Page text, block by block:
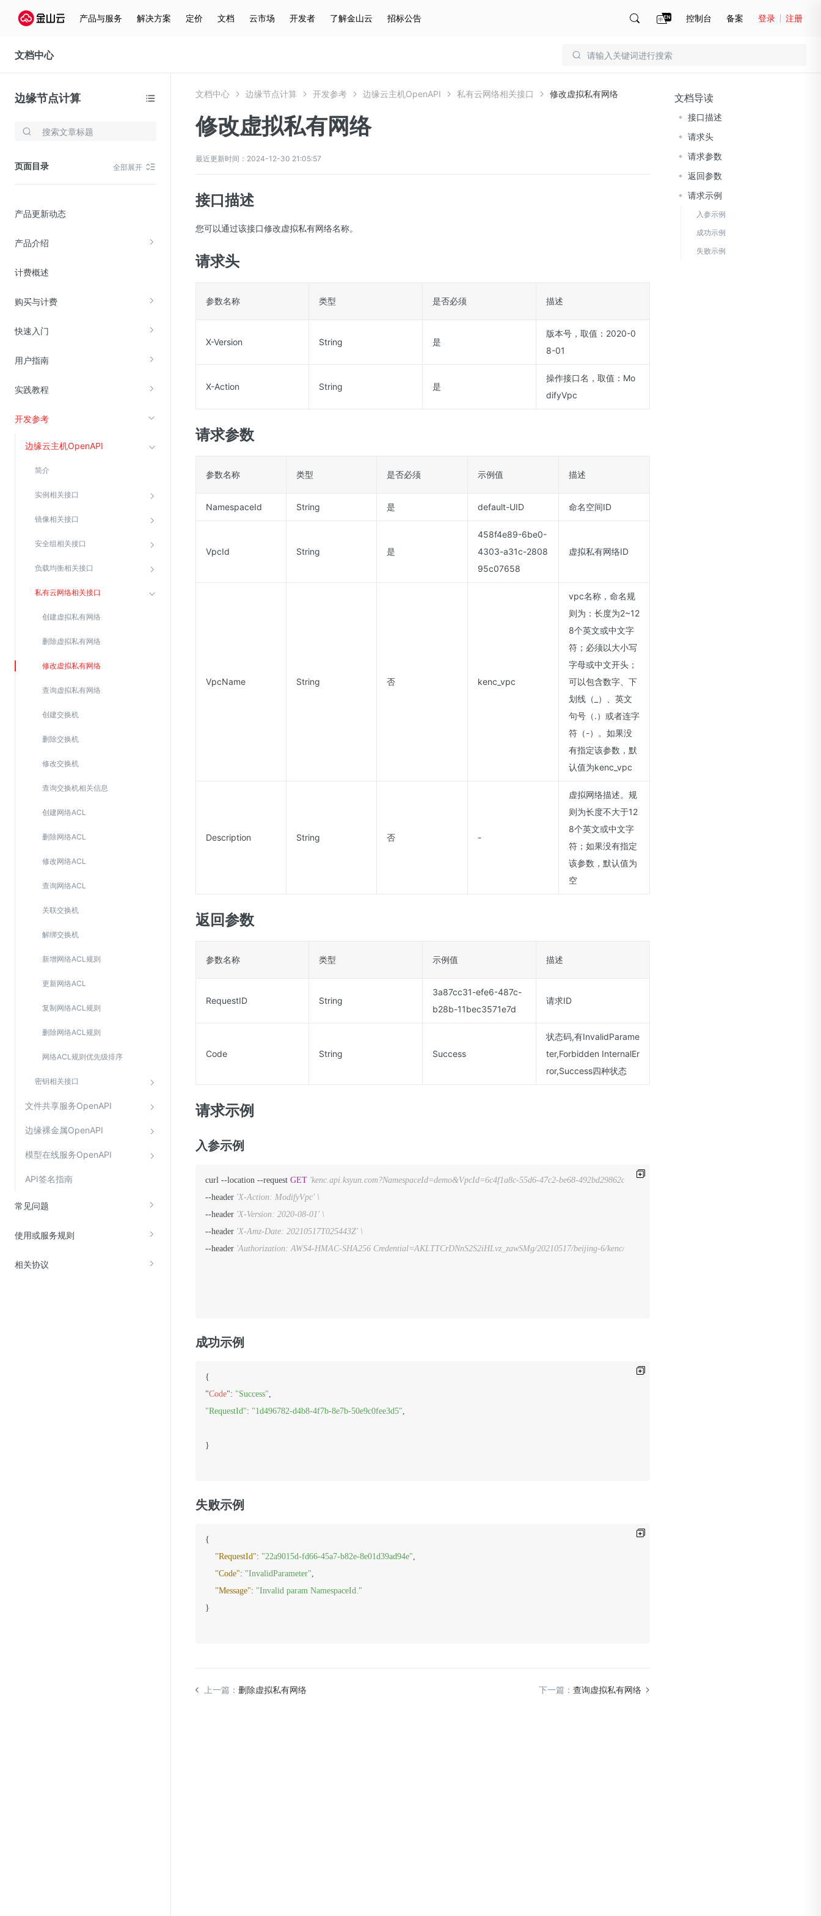
产品与服务 解决方案 定价 文档 云市场 开发者 了解金山云 招标公告 控制台 备案 登录 注册
文档中心
边缘节点计算
页面目录 全部展开
产品更新动态
产品介绍
计费概述
购买与计费
快速入门
用户指南
实践教程
开发参考
边缘云主机OpenAPI
简介
实例相关接口
镜像相关接口
安全组相关接口
负载均衡相关接口
私有云网络相关接口
创建虚拟私有网络
删除虚拟私有网络
修改虚拟私有网络
查询虚拟私有网络
创建交换机
删除交换机
修改交换机
查询交换机相关信息
创建网络ACL
删除网络ACL
修改网络ACL
查询网络ACL
关联交换机
解绑交换机
新增网络ACL规则
更新网络ACL
复制网络ACL规则
删除网络ACL规则
网络ACL规则优先级排序
密钥相关接口
文件共享服务OpenAPI
边缘裸金属OpenAPI
模型在线服务OpenAPI
API签名指南
常见问题
使用或服务规则
相关协议
存储与云分发
云硬盘(EBS)
在线迁移服务
视频云服务
云直播(KLS)
边缘节点计算
金山云云防火墙
大模型应用防火墙
高防IP(KAD)
DDoS原生高防
SSL证书管理
云安全中心
合规性
资质认证
文档中心 边缘节点计算 开发参考 边缘云主机OpenAPI 私有云网络相关接口 修改虚拟私有网络
修改虚拟私有网络
最近更新时间：2024-12-30 21:05:57
接口描述
您可以通过该接口修改虚拟私有网络名称。
请求头
参数名称 类型 是否必须 描述
X-Version String 是
版本号，取值：2020-0
8-01
X-Action String 是
操作接口名，取值：Mo
difyVpc
请求参数
参数名称 类型 是否必须 示例值 描述
NamespaceId String 是 default-UID 命名空间ID
VpcId String 是
458f4e89-6be0-
4303-a31c-2808
95c07658
虚拟私有网络ID
VpcName String 否 kenc_vpc
vpc名称，命名规
则为：长度为2~12
8个英文或中文字
符；必须以大小写
字母或中文开头；
可以包含数字、下
划线（_）、英文
句号（.）或者连字
符（-）。如果没
有指定该参数，默
认值为kenc_vpc
Description String 否 -
虚拟网络描述。规
则为长度不大于12
8个英文或中文字
符；如果没有指定
该参数，默认值为
空
返回参数
参数名称 类型 示例值 描述
RequestID String
3a87cc31-efe6-487c-
b28b-11bec3571e7d
请求ID
Code String Success
状态码,有InvalidParame
ter,Forbidden InternalEr
ror,Success四种状态
请求示例
入参示例
curl --location --request GET 'kenc.api.ksyun.com?NamespaceId=demo&VpcId=6c4f1a8c-55d6-47c2-be68-492bd29862c3&VpcName=vpc_modify_name' \
--header 'X-Action: ModifyVpc' \
--header 'X-Version: 2020-08-01' \
--header 'X-Amz-Date: 20210517T025443Z' \
--header 'Authorization: AWS4-HMAC-SHA256 Credential=AKLTTCrDNnS2S2iHLvz_zawSMg/20210517/beijing-6/kenc/aws4_request, SignedHeaders=host;x-amz-date,
成功示例
{
"Code": "Success"
"RequestId": "1d496782-d4b8-4f7b-8e7b-50e9c0fee3d5",
}
失败示例
{
"RequestId": "22a9015d-fd66-45a7-b82e-8e01d39ad94e",
"Code": "InvalidParameter",
"Message": "Invalid param NamespaceId."
}
文档导读
接口描述
请求头
请求参数
返回参数
请求示例
入参示例
成功示例
失败示例
上一篇： 删除虚拟私有网络 下一篇： 查询虚拟私有网络